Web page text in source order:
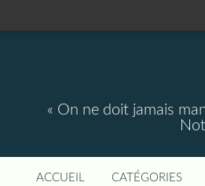
« On ne doit jamais
ACCUEIL CATÉGORIES